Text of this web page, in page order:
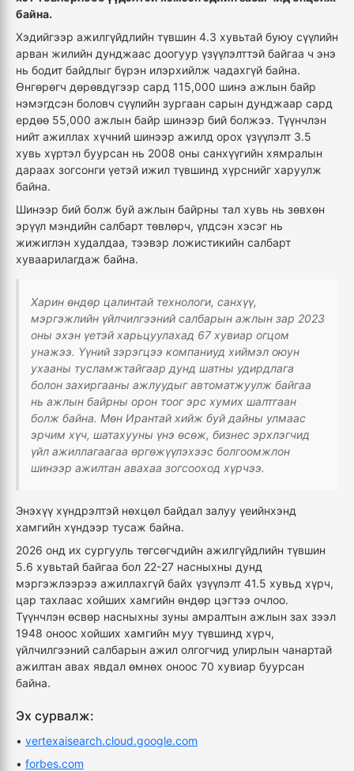
байна.
Хэдийгээр ажилгүйдлийн түвшин 4.3 хувьтай буюу сүүлийн
арван жилийн дунджаас доогуур үзүүлэлттэй байгаа ч энэ
нь бодит байдлыг бүрэн илэрхийлж чадахгүй байна.
Өнгөрөгч дөрөвдүгээр сард 115,000 шинэ ажлын байр
нэмэгдсэн боловч сүүлийн зургаан сарын дунджаар сард
ердөө 55,000 ажлын байр шинээр бий болжээ. Түүнчлэн
нийт ажиллах хүчний шинээр ажилд орох үзүүлэлт 3.5
хувь хүртэл буурсан нь 2008 оны санхүүгийн хямралын
дараах зогсонги үетэй ижил түвшинд хүрснийг харуулж
байна.
Шинээр бий болж буй ажлын байрны тал хувь нь зөвхөн
эрүүл мэндийн салбарт төвлөрч, үлдсэн хэсэг нь
жижиглэн худалдаа, тээвэр ложистикийн салбарт
хуваарилагдаж байна.
Харин өндөр цалинтай технологи, санхүү,
мэргэжлийн үйлчилгээний салбарын ажлын зар 2023
оны эхэн үетэй харьцуулахад 67 хувиар огцом
унажээ. Үүний зэрэгцээ компаниуд хиймэл оюун
ухааны тусламжтайгаар дунд шатны удирдлага
болон захиргааны ажлуудыг автоматжуулж байгаа
нь ажлын байрны орон тоог эрс хумих шалтгаан
болж байна. Мөн Ирантай хийж буй дайны улмаас
эрчим хүч, шатахууны үнэ өсөж, бизнес эрхлэгчид
үйл ажиллагаагаа өргөжүүлэхээс болгоомжлон
шинээр ажилтан авахаа зогсооход хүрчээ.
Энэхүү хүндрэлтэй нөхцөл байдал залуу үеийнхэнд
хамгийн хүндээр тусаж байна.
2026 онд их сургууль төгсөгчдийн ажилгүйдлийн түвшин
5.6 хувьтай байгаа бол 22-27 насныхны дунд
мэргэжлээрээ ажиллахгүй байх үзүүлэлт 41.5 хувьд хүрч,
цар тахлаас хойших хамгийн өндөр цэгтээ очлоо.
Түүнчлэн өсвөр насныхны зуны амралтын ажлын зах зээл
1948 оноос хойших хамгийн муу түвшинд хүрч,
үйлчилгээний салбарын ажил олгогчид улирлын чанартай
ажилтан авах явдал өмнөх оноос 70 хувиар буурсан
байна.
Эх сурвалж:
• vertexaisearch.cloud.google.com
• forbes.com